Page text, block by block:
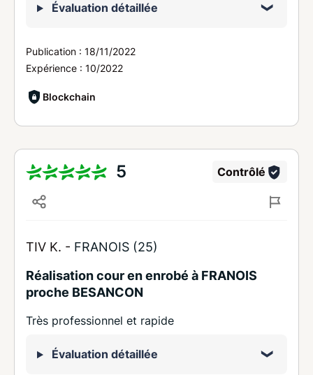
Évaluation détaillée
Publication : 18/11/2022
Expérience : 10/2022
Blockchain
5 Contrôlé
TIV K. - FRANOIS (25)
Réalisation cour en enrobé à FRANOIS
proche BESANCON
Très professionnel et rapide
Évaluation détaillée